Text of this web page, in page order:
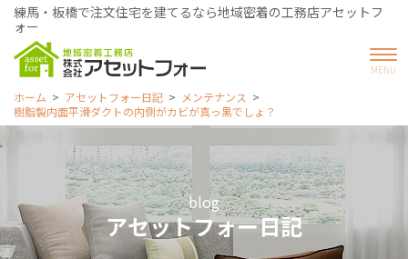
練馬・板橋で注文住宅を建てるなら地域密着の工務店アセットフ
ォー
ホーム アセットフォー日記
メンテナンス
樹脂製内面平滑ダクトの内側がカビが真っ黒でしょ？
blog
アセットフォー日記